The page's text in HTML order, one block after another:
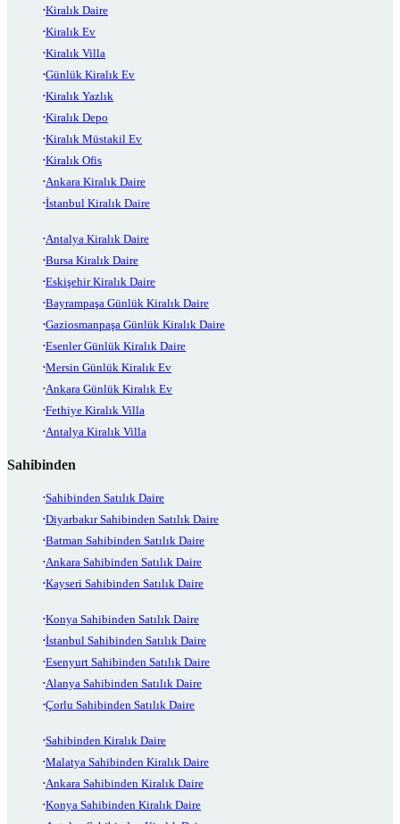
Kiralık Daire
Kiralık Ev
Kiralık Villa
Günlük Kiralık Ev
Kiralık Yazlık
Kiralık Depo
Kiralık Müstakil Ev
Kiralık Ofis
Ankara Kiralık Daire
İstanbul Kiralık Daire
Antalya Kiralık Daire
Bursa Kiralık Daire
Eskişehir Kiralık Daire
Bayrampaşa Günlük Kiralık Daire
Gaziosmanpaşa Günlük Kiralık Daire
Esenler Günlük Kiralık Daire
Mersin Günlük Kiralık Ev
Ankara Günlük Kiralık Ev
Fethiye Kiralık Villa
Antalya Kiralık Villa
Sahibinden
Sahibinden Satılık Daire
Diyarbakır Sahibinden Satılık Daire
Batman Sahibinden Satılık Daire
Ankara Sahibinden Satılık Daire
Kayseri Sahibinden Satılık Daire
Konya Sahibinden Satılık Daire
İstanbul Sahibinden Satılık Daire
Esenyurt Sahibinden Satılık Daire
Alanya Sahibinden Satılık Daire
Çorlu Sahibinden Satılık Daire
Sahibinden Kiralık Daire
Malatya Sahibinden Kiralık Daire
Ankara Sahibinden Kiralık Daire
Konya Sahibinden Kiralık Daire